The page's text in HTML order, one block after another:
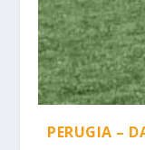
PERUGIA –